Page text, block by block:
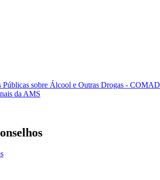
sobre Álcool e Outras Drogas - COMAD
da AMS